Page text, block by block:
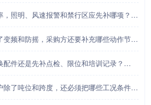
照明、风速报警和禁行区应先补哪项？
和防摇，采购方还要补充哪些动作节拍要求？
件还是先补点检、限位和培训记录？
吨位和跨度，还必须把哪些工况条件说清？